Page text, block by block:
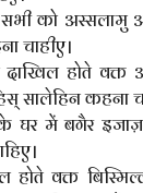
सभी को
चाहीए।
होते वक्त
सालेहिन कहना
घर में बगैर
होते वक्त